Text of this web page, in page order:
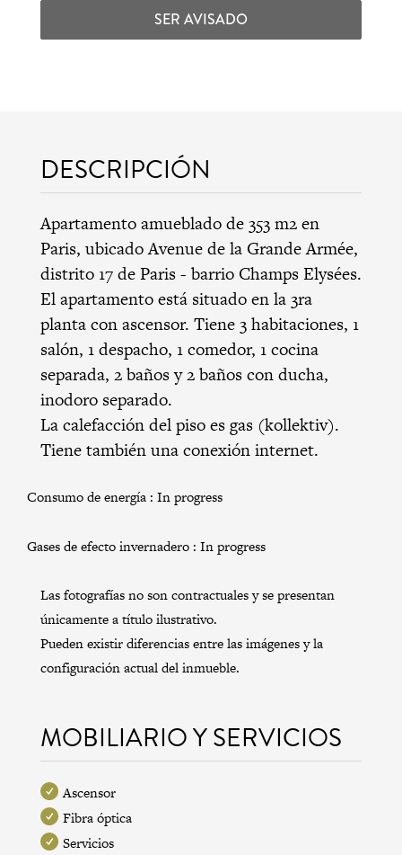
SER AVISADO
DESCRIPCIÓN
Apartamento amueblado de 353 m2 en
Paris, ubicado Avenue de la Grande Armée,
distrito 17 de Paris- barrio Champs Elysées.
El apartamento está situado en la 3ra
planta con ascensor. Tiene 3 habitaciones, 1
salón, 1 despacho, 1 comedor, 1 cocina
separada, 2 baños y 2 baños con ducha,
inodoro separado.
La calefacción del piso es gas (kollektiv).
Tiene también una conexión internet.
Consumo de energía : In progress
Gases de efecto invernadero : In progress
Las fotografías no son contractuales y se presentan
únicamente a título ilustrativo.
Pueden existir diferencias entre las imágenes y la
configuración actual del inmueble.
MOBILIARIO Y SERVICIOS
Ascensor
Fibra óptica
Servicios